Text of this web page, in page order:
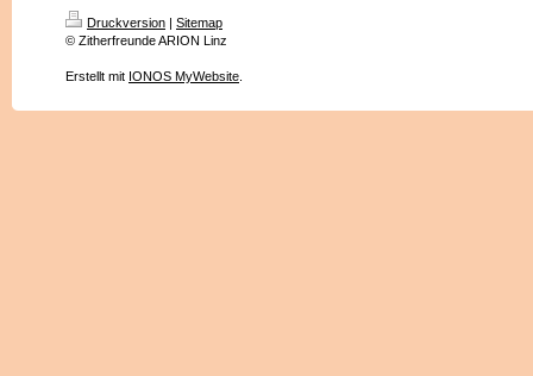
Druckversion | Sitemap
© Zitherfreunde ARION Linz
Erstellt mit IONOS MyWebsite